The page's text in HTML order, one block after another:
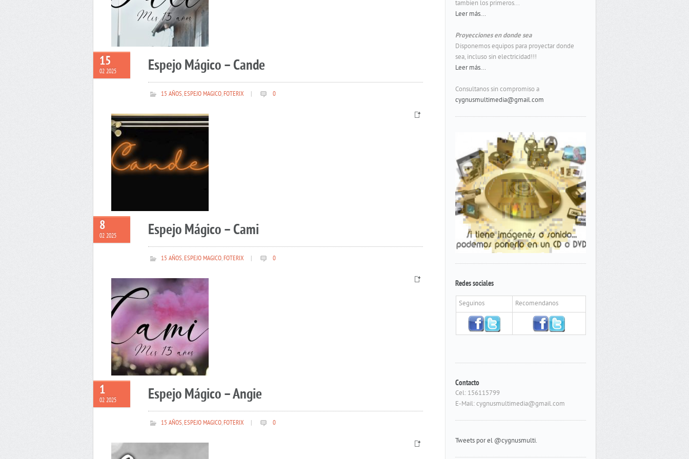
15
02 2025 Espejo Mágico – Cande
15 AÑOS,ESPEJO MAGICO,FOTERIX 0
8
02 2025 Espejo Mágico – Cami
15 AÑOS,ESPEJO MAGICO,FOTERIX 0
1
02 2025 Espejo Mágico – Angie
15 AÑOS,ESPEJO MAGICO,FOTERIX 0
tambien los primeros...
Leer más...
Proyecciones en donde sea
Disponemos equipos para proyectar donde
sea, incluso sin electricidad!!!
Leer más...
Consultanos sin compromiso a
cygnusmultimedia@gmail.com
Redes sociales
Seguinos Recomendanos
Contacto
Cel: 156115799